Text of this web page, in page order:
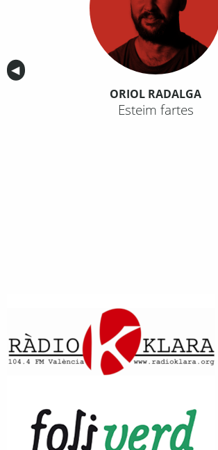
Anterior
◀︎
ORIOL RADALGA
Esteim fartes